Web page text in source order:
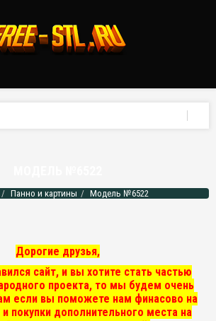
Панно и картины Модель №6522
Дорогие друзья,
сайт, и вы хотите стать частью
проекта, то мы будем очень
если вы поможете нам финасово на
и покупки дополнительного места на